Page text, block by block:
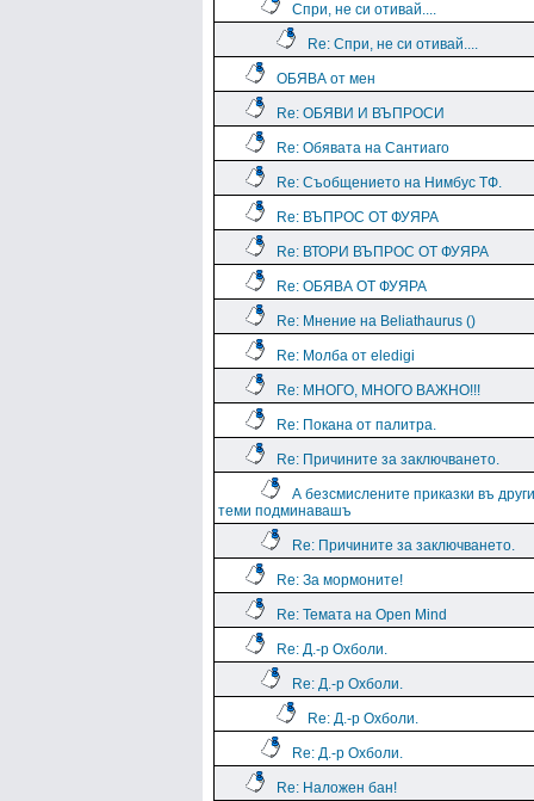
Спри, не си отивай....
Re: Спри, не си отивай....
ОБЯВА от мен
Re: ОБЯВИ И ВЪПРОСИ
Re: Обявата на Сантиаго
Re: Съобщението на Нимбус ТФ.
Re: ВЪПРОС ОТ ФУЯРА
Re: ВТОРИ ВЪПРОС ОТ ФУЯРА
Re: ОБЯВА ОТ ФУЯРА
Re: Мнение на Beliathaurus ()
Re: Молба от eledigi
Re: МНОГО, МНОГО ВАЖНО!!!
Re: Покана от палитра.
Re: Причините за заключването.
А безсмислените приказки въ други
теми подминавашъ
Re: Причините за заключването.
Re: За мормоните!
Re: Темата на Open Mind
Re: Д.-р Охболи.
Re: Д.-р Охболи.
Re: Д.-р Охболи.
Re: Д.-р Охболи.
Re: Наложен бан!